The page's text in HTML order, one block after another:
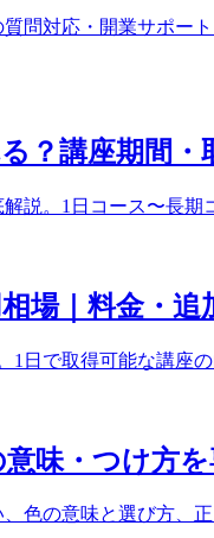
問対応・開業サポー
？講座期間
説。1日コース〜長
場｜料金・
日で取得可能な講座
味・つけ方
色の意味と選び方、